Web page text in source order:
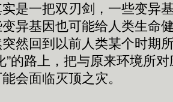
是一把双刃剑，一些变异
异基因也可能给人类生命
然回到以前人类某个时期
”的路上，把与原来环境所
会面临灭顶之灾。